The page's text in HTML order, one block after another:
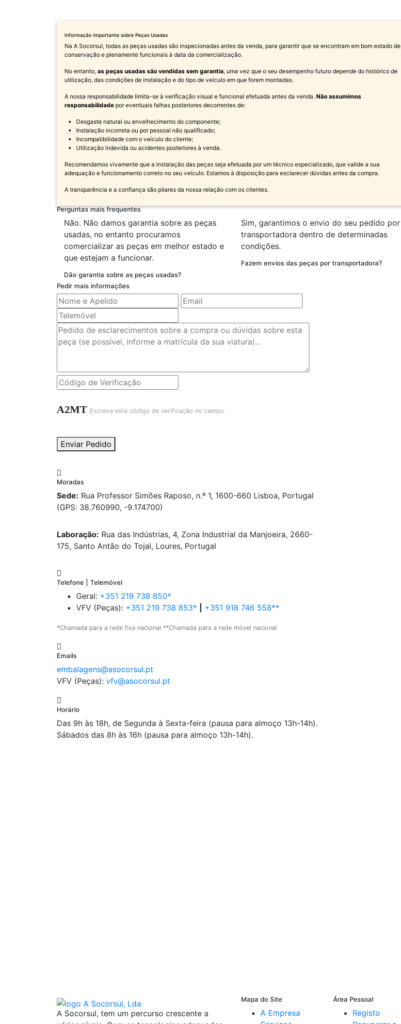
Informação Importante sobre Peças Usadas
Na A Socorsul, todas as peças usadas são inspecionadas antes da venda, para garantir que se encontram em bom estado de
conservação e plenamente funcionais à data da comercialização.
No entanto, as peças usadas são vendidas sem garantia, uma vez que o seu desempenho futuro depende do histórico de
utilização, das condições de instalação e do tipo de veículo em que forem montadas.
A nossa responsabilidade limita-se à verificação visual e funcional efetuada antes da venda. Não assumimos
responsabilidade por eventuais falhas posteriores decorrentes de:
Desgaste natural ou envelhecimento do componente;
Instalação incorreta ou por pessoal não qualificado;
Incompatibilidade com o veículo do cliente;
Utilização indevida ou acidentes posteriores à venda.
Recomendamos vivamente que a instalação das peças seja efetuada por um técnico especializado, que valide a sua
adequação e funcionamento correto no seu veículo. Estamos à disposição para esclarecer dúvidas antes da compra.
A transparência e a confiança são pilares da nossa relação com os clientes.
Perguntas mais frequentes
Não. Não damos garantia sobre as peças
usadas, no entanto procuramos
comercializar as peças em melhor estado e
que estejam a funcionar.
Dão garantia sobre as peças usadas?
Sim, garantimos o envio do seu pedido por
transportadora dentro de determinadas
condições.
Fazem envios das peças por transportadora?
Pedir mais informações
A2MT Escreva este código de verificação no campo.
Enviar Pedido
Moradas
Sede: Rua Professor Simões Raposo, n.º 1, 1600-660 Lisboa, Portugal
(GPS: 38.760990, -9.174700)
Laboração: Rua das Indústrias, 4, Zona Industrial da Manjoeira, 2660-
175, Santo Antão do Tojal, Loures, Portugal
Telefone | Telemóvel
Geral: +351 219 738 850*
VFV (Peças): +351 219 738 853* +351 918 746 558**
*Chamada para a rede fixa nacional **Chamada para a rede móvel nacional
Emails
embalagens@asocorsul.pt
VFV (Peças): vfv@asocorsul.pt
Horário
Das 9h às 18h, de Segunda à Sexta-feira (pausa para almoço 13h-14h).
Sábados das 8h às 16h (pausa para almoço 13h-14h).
A Socorsul, tem um percurso crescente a
Mapa do Site
A Empresa
Área Pessoal
Registo